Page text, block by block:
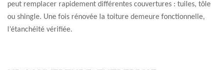
peut remplacer rapidement différentes couvertures : tuiles, tôle
ou shingle. Une fois rénovée la toiture demeure fonctionnelle,
l’étanchéité vérifiée.